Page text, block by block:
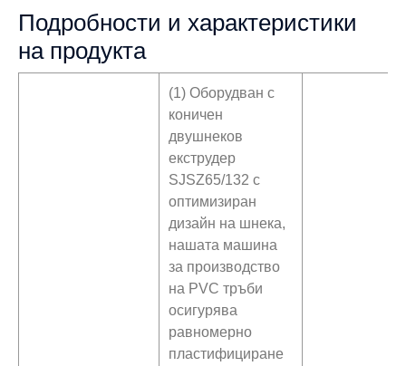
Подробности и характеристики
на продукта
(1) Оборудван с
коничен
двушнеков
екструдер
SJSZ65/132 с
оптимизиран
дизайн на шнека,
нашата машина
за производство
на PVC тръби
осигурява
равномерно
пластифициране